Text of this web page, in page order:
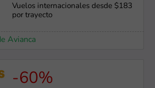
Vuelos internacionales desde $183
por trayecto
Avianca
-60%